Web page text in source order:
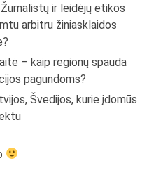
ir leidėjų etikos
arbitru žiniasklaidos
– kaip regionų spauda
pagundoms?
Švedijos, kurie įdomūs